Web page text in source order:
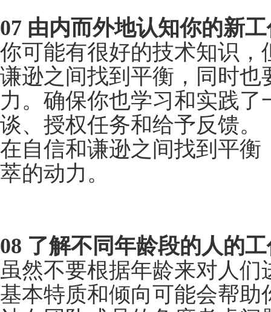
05 找到共同点
你可以找到下属的共同
越代沟，但你们可能有
询问对方工作之余喜欢
06 装扮成管理者角色
现，他们需要一些着
轻而缺乏经验”的姿势